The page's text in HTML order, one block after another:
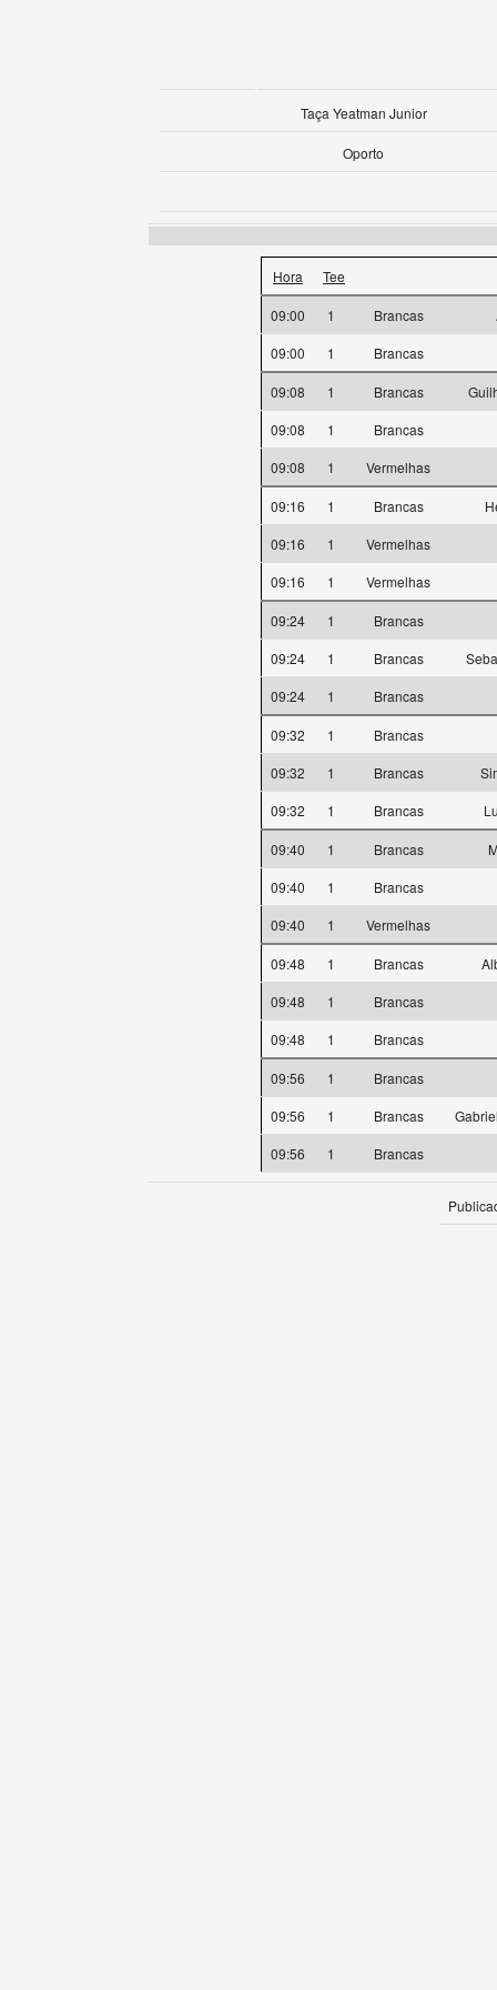
Taça Yeatman Junior
Oporto
Hora Tee
09:00 1 Brancas
09:00
1 Brancas
09:08 1 Brancas
09:08
1
Brancas
09:08
1 Vermelhas
09:16 1 Brancas
09:16
1
Vermelhas
09:16
1 Vermelhas
09:24 1
Brancas
09:24
1 Brancas
09:24
1 Brancas
09:32 1
Brancas
09:32
1 Brancas
09:32
1 Brancas
09:40 1 Brancas
09:40
1
Brancas
09:40
1 Vermelhas
09:48 1 Brancas
09:48
1 Brancas
09:48
1 Brancas
09:56 1 Brancas
09:56
1 Brancas
09:56
1 Brancas